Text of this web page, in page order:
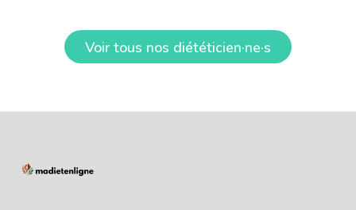
Voir tous nos diététicien·ne·s